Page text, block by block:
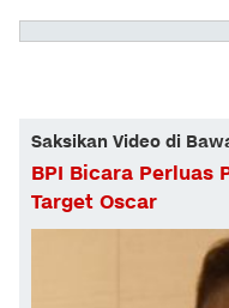
Saksikan Video di
BPI Bicara Perluas
Target Oscar